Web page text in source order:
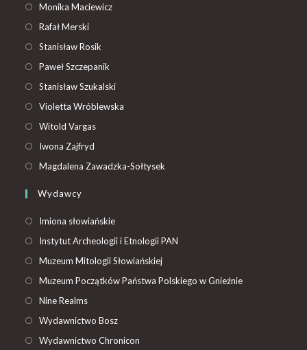
Monika Maciewicz
Rafał Merski
Stanisław Rosik
Paweł Szczepanik
Stanisław Szukalski
Violetta Wróblewska
Witold Vargas
Iwona Zajfryd
Magdalena Zawadzka-Sołtysek
Wydawcy
Imiona słowiańskie
Instytut Archeologii i Etnologii PAN
Muzeum Mitologii Słowiańskiej
Muzeum Początków Państwa Polskiego w Gnieźnie
Nine Realms
Wydawnictwo Bosz
Wydawnictwo Chronicon